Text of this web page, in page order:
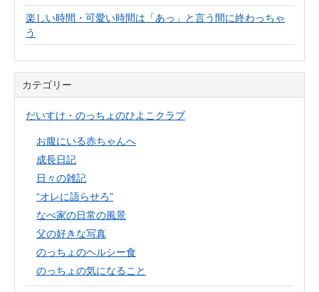
楽しい時間・可愛い時間は「あっ」と言う間に終わっちゃ
う
カテゴリー
だいすけ・のっちょのひよこクラブ
お腹にいる赤ちゃんへ
成長日記
日々の雑記
“オレに語らせろ”
なべ家の日常の風景
父の好きな写真
のっちょのヘルシー食
のっちょの気になること